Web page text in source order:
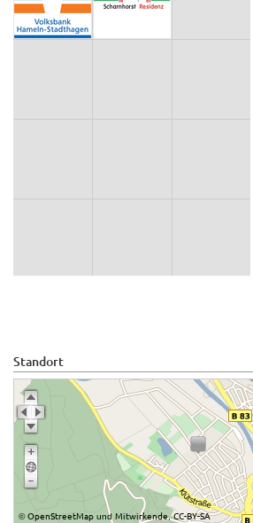
Standort
©OpenStreetMap und Mitwirkende,CC-BY-SA